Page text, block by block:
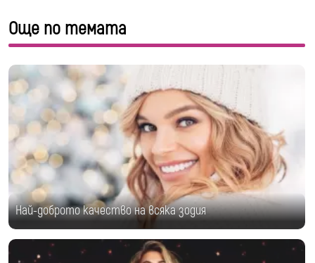
Още по темата
Най-доброто качество на всяка зодия